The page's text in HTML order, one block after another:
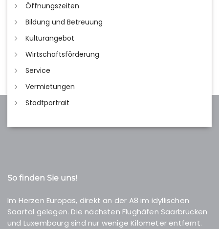
Öffnungszeiten
Bildung und Betreuung
Kulturangebot
Wirtschaftsförderung
Service
Vermietungen
Stadtportrait
So finden Sie uns!
Im Herzen Europas, direkt an der A8 im idyllischen
Saartal gelegen. Die nächsten Flughäfen Saarbrücken
und Luxembourg sind nur wenige Kilometer entfernt.